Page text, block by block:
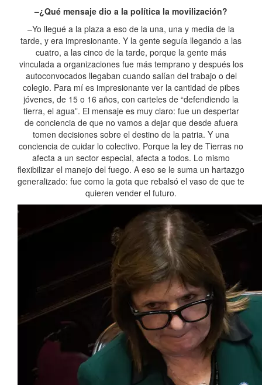
–¿Qué mensaje dio a la política la movilización?
–Yo llegué a la plaza a eso de la una, una y media de la
tarde, y era impresionante. Y la gente seguía llegando a las
cuatro, a las cinco de la tarde, porque la gente más
vinculada a organizaciones fue más temprano y después los
autoconvocados llegaban cuando salían del trabajo o del
colegio. Para mí es impresionante ver la cantidad de pibes
jóvenes, de 15 o 16 años, con carteles de “defendiendo la
tierra, el agua”. El mensaje es muy claro: fue un despertar
de conciencia de que no vamos a dejar que desde afuera
tomen decisiones sobre el destino de la patria. Y una
conciencia de cuidar lo colectivo. Porque la ley de Tierras no
afecta a un sector especial, afecta a todos. Lo mismo
flexibilizar el manejo del fuego. A eso se le suma un hartazgo
generalizado: fue como la gota que rebalsó el vaso de que te
quieren vender el futuro.